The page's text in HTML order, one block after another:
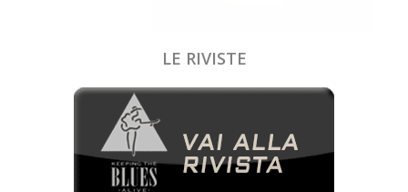
LE RIVISTE